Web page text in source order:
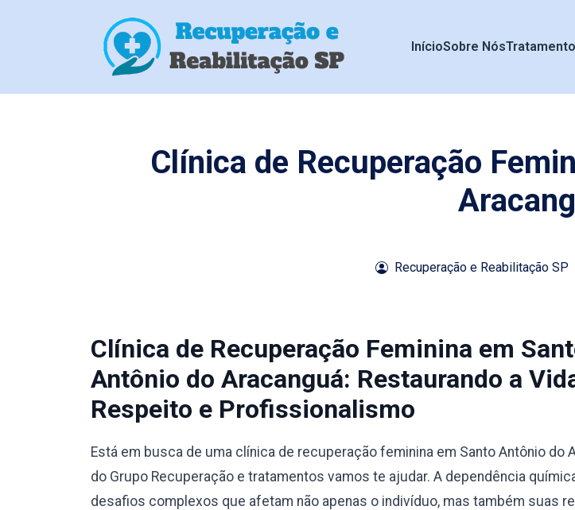
InícioSobre Nós
Clínica de Recuperação
Recuperação e Reabilitação SP
Clínica de Recuperação Feminina em
Antônio do Aracanguá: Restaurando a
Respeito e Profissionalismo
Está em busca de uma clínica de recuperação feminina em Santo Antônio do
do Grupo Recuperação e tratamentos vamos te ajudar. A dependência
desafios complexos que afetam não apenas o indivíduo, mas também suas